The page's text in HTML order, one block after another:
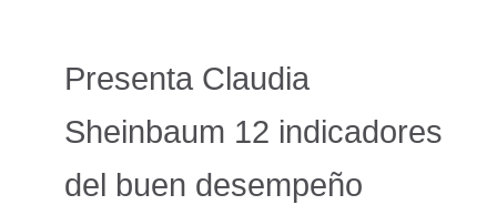
Presenta Claudia
Sheinbaum 12 indicadores
del buen desempeño